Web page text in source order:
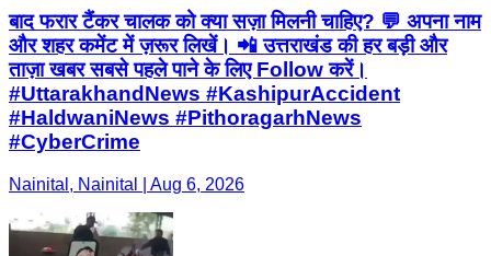
बाद फरार टैंकर चालक को क्या सज़ा मिलनी चाहिए? 💬 अपना नाम
और शहर कमेंट में ज़रूर लिखें। 📲 उत्तराखंड की हर बड़ी और
ताज़ा खबर सबसे पहले पाने के लिए Follow करें।
#UttarakhandNews #KashipurAccident
#HaldwaniNews #PithoragarhNews
#CyberCrime
Nainital, Nainital | Aug 6, 2026